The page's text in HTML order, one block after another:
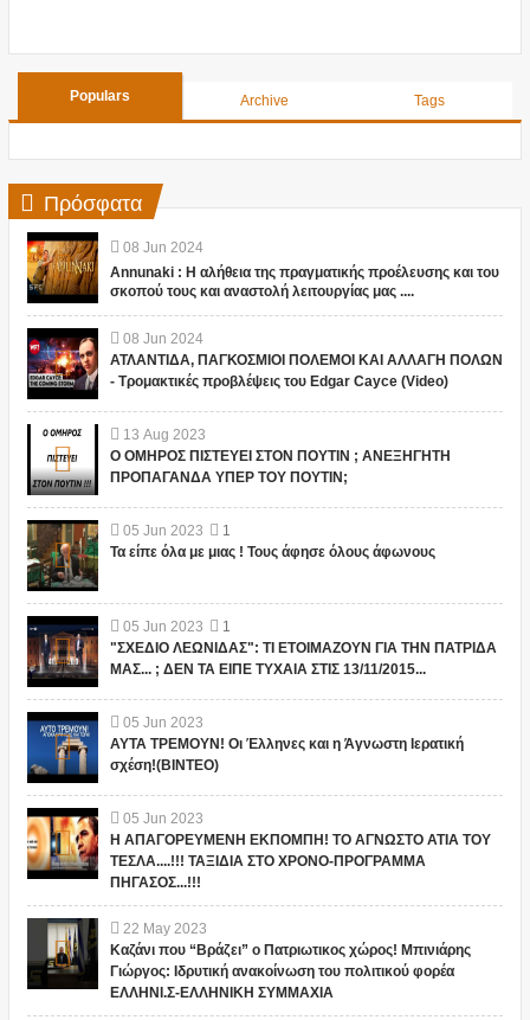
Populars Archive Tags
Πρόσφατα
08 Jun 2024
Annunaki : Η αλήθεια της πραγματικής προέλευσης και του
σκοπού τους και αναστολή λειτουργίας μας ....
08 Jun 2024
ΑΤΛΑΝΤΙΔΑ, ΠΑΓΚΟΣΜΙΟΙ ΠΟΛΕΜΟΙ ΚΑΙ ΑΛΛΑΓΗ ΠΟΛΩΝ
- Τρομακτικές προβλέψεις του Edgar Cayce (Video)
13 Aug 2023
Ο ΟΜΗΡΟΣ ΠΙΣΤΕΥΕΙ ΣΤΟΝ ΠΟΥΤΙΝ ; ΑΝΕΞΗΓΗΤΗ
ΠΡΟΠΑΓΑΝΔΑ ΥΠΕΡ ΤΟΥ ΠΟΥΤΙΝ;
05 Jun 2023
1
Τα είπε όλα με μιας ! Τους άφησε όλους άφωνους
05 Jun 2023
1
"ΣΧΕΔΙΟ ΛΕΩΝΙΔΑΣ": ΤΙ ΕΤΟΙΜΑΖΟΥΝ ΓΙΑ ΤΗΝ ΠΑΤΡΙΔΑ
ΜΑΣ... ; ΔΕΝ ΤΑ ΕΙΠΕ ΤΥΧΑΙΑ ΣΤΙΣ 13/11/2015...
05 Jun 2023
ΑΥΤΑ ΤΡΕΜΟΥΝ! Οι Έλληνες και η Άγνωστη Ιερατική
σχέση!(ΒΙΝΤΕΟ)
05 Jun 2023
Η ΑΠΑΓΟΡΕΥΜΕΝΗ ΕΚΠΟΜΠΗ! ΤΟ ΑΓΝΩΣΤΟ ΑΤΙΑ ΤΟΥ
ΤΕΣΛΑ....!!! ΤΑΞΙΔΙΑ ΣΤΟ ΧΡΟΝΟ-ΠΡΟΓΡΑΜΜΑ
ΠΗΓΑΣΟΣ...!!!
22 May 2023
Καζάνι που “Βράζει” ο Πατριωτικος χώρος! Μπινιάρης
Γιώργος: Ιδρυτική ανακοίνωση του πολιτικού φορέα
ΕΛΛΗΝΙ.Σ-ΕΛΛΗΝΙΚΗ ΣΥΜΜΑΧΙΑ